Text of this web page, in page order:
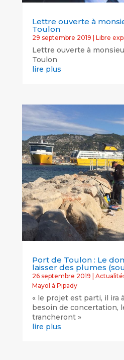
Lettre ouverte à
Toulon
29 septembre 2019 Libre
Lettre ouverte à
Toulon
lire plus
Port de Toulon : Le
laisser des plumes
26 septembre 2019
Mayol à Pipady
« le projet est parti, il ira
besoin de concertation,
trancheront »
lire plus